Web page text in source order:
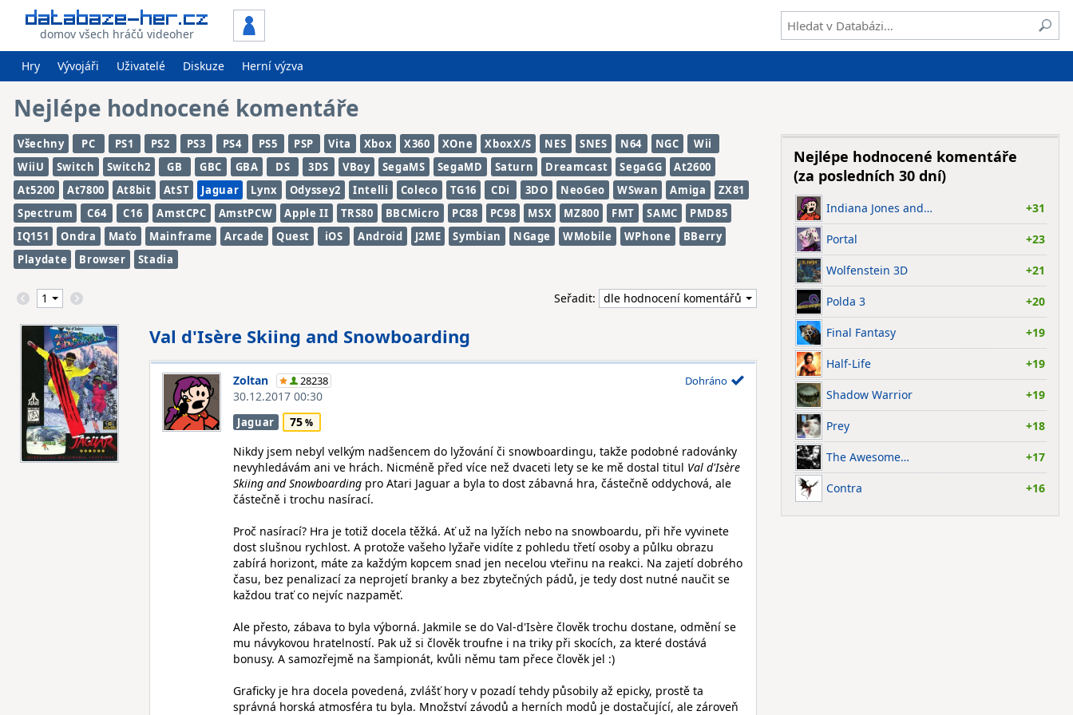
domov všech hráčů videoher
Hry Vývojáři Uživatelé Diskuze Herní výzva
Nejlépe hodnocené komentáře
Všechny PC PS1 PS2 PS3 PS4 PS5 PSP Vita Xbox X360 XOne XboxX/S NES SNES N64 NGC
Wii
WiiU
Switch Switch2 GB GBC GBA DS 3DS VBoy SegaMS SegaMD Saturn Dreamcast SegaGG
At2600
At5200
At7800 At8bit AtST Jaguar Lynx Odyssey2 Intelli Coleco TG16 CDi 3DO NeoGeo WSwan Amiga
ZX81
Spectrum
C64 C16 AmstCPC AmstPCW Apple II TRS80 BBCMicro PC88 PC98 MSX MZ800 FMT SAMC
PMD85
IQ151
Ondra Maťo Mainframe Arcade Quest iOS Android J2ME Symbian NGage WMobile WPhone
BBerry
Playdate
Browser Stadia
Seřadit:
Val d'Isère Skiing and Snowboarding
Zoltan 28238
30.12.2017 00:30
Dohráno
Jaguar
75
Nikdy jsem nebyl velkým nadšencem do lyžování či snowboardingu, takže podobné radovánky
nevyhledávám ani ve hrách. Nicméně před více než dvaceti lety se ke mě dostal titul Val d'Isère
Skiing and Snowboarding pro Atari Jaguar a byla to dost zábavná hra, částečně oddychová, ale
částečně i trochu nasírací.
Proč nasírací? Hra je totiž docela těžká. Ať už na lyžích nebo na snowboardu, při hře vyvinete
dost slušnou rychlost. A protože vašeho lyžaře vidíte z pohledu třetí osoby a půlku obrazu
zabírá horizont, máte za každým kopcem snad jen necelou vteřinu na reakci. Na zajetí dobrého
času, bez penalizací za neprojetí branky a bez zbytečných pádů, je tedy dost nutné naučit se
každou trať co nejvíc nazpaměť.
Ale přesto, zábava to byla výborná. Jakmile se do Val-d'Isère člověk trochu dostane, odmění se
mu návykovou hratelností. Pak už si člověk troufne i na triky při skocích, za které dostává
bonusy. A samozřejmě na šampionát, kvůli němu tam přece člověk jel :)
Graficky je hra docela povedená, zvlášť hory v pozadí tehdy působily až epicky, prostě ta
správná horská atmosféra tu byla. Množství závodů a herních modů je dostačující, ale zároveň
Nejlépe hodnocené komentáře
(za posledních 30 dní)
Indiana Jones and… +31
Portal +23
Wolfenstein 3D +21
Polda 3 +20
Final Fantasy +19
Half-Life +19
Shadow Warrior +19
Prey +18
The Awesome… +17
Contra +16